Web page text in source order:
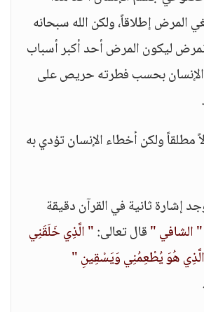
المرض إطلاقاً، ولكن الله سبحانه
نمرض ليكون المرض أحد أكبر أسباب
الإنسان بحسب فطرته حريص على
مطلقاً ولكن أخطاء الإنسان تؤدي به
إشارة ثانية في القرآن دقيقة
" الشافي "قال تعالى:" الَّذِي خَلَقَنِي
هُوَ يُطْعِمُنِي وَيَسْقِينِ "
.